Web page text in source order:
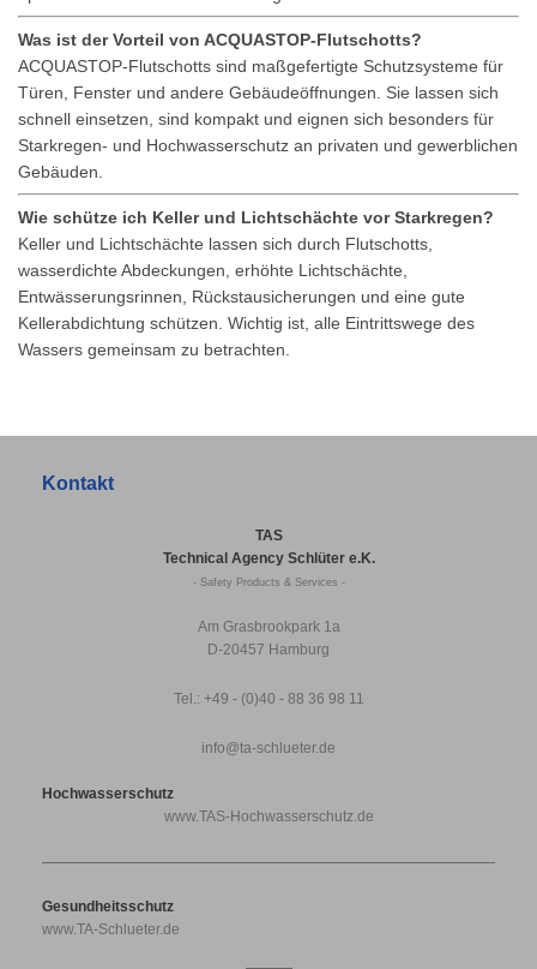
Was ist der Vorteil von ACQUASTOP-Flutschotts?
ACQUASTOP-Flutschotts sind maßgefertigte Schutzsysteme für
Türen, Fenster und andere Gebäudeöffnungen. Sie lassen sich
schnell einsetzen, sind kompakt und eignen sich besonders für
Starkregen- und Hochwasserschutz an privaten und gewerblichen
Gebäuden.
Wie schütze ich Keller und Lichtschächte vor Starkregen?
Keller und Lichtschächte lassen sich durch Flutschotts,
wasserdichte Abdeckungen, erhöhte Lichtschächte,
Entwässerungsrinnen, Rückstausicherungen und eine gute
Kellerabdichtung schützen. Wichtig ist, alle Eintrittswege des
Wassers gemeinsam zu betrachten.
Kontakt
TAS
Technical Agency Schlüter e.K.
- Safety Products & Services -
Am Grasbrookpark 1a
D-20457 Hamburg
Tel.: +49 - (0)40 - 88 36 98 11
info@ta-schlueter.de
Hochwasserschutz
www.TAS-Hochwasserschutz.de
Gesundheitsschutz
www.TA-Schlueter.de